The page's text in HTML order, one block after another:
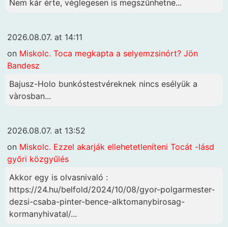
Nem kár érte, véglegesen is megszűnhetne...
2026.08.07. at 14:11
on Miskolc. Toca megkapta a selyemzsinórt? Jön
Bandesz
Bajusz-Holo bunkóstestvéreknek nincs esélyük a
vàrosban...
2026.08.07. at 13:52
on Miskolc. Ezzel akarják ellehetetleníteni Tocát -lásd
győri közgyűlés
Akkor egy is olvasnivaló :
https://24.hu/belfold/2024/10/08/gyor-polgarmester-
dezsi-csaba-pinter-bence-alktomanybirosag-
kormanyhivatal/...